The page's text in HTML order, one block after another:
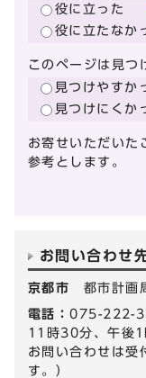
役に立った
役に立たなか
このページは見つ
見つけやすか
見つけにくか
お寄せいただいた
参考とします。
お問い合わせ
京都市 都市計画
電話：075-222-
11時30分、午後1
お問い合わせは受
す。）